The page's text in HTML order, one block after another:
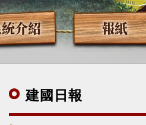
介紹 報紙
建國 日報